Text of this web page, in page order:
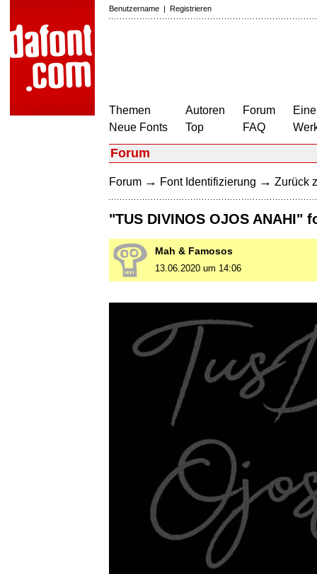
Benutzername | Registrieren
Themen
Neue Fonts
Autoren
Top
Forum
FAQ
Forum
Forum → Font Identifizierung → Zurück
"TUS DIVINOS OJOS ANAHI"
Mah & Famosos
13.06.2020 um 14:06